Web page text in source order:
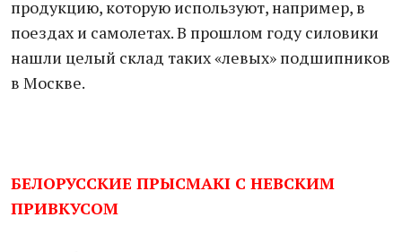
продукцию, которую используют, например, в
поездах и самолетах. В прошлом году силовики
нашли целый склад таких «левых» подшипников
в Москве.
БЕЛОРУССКИЕ ПРЫСМАКI C НЕВСКИМ
ПРИВКУСОМ